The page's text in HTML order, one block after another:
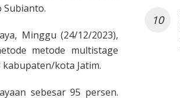
Subianto.
Minggu (24/12/2023),
metode multistage
kota Jatim.
sebesar 95 persen.